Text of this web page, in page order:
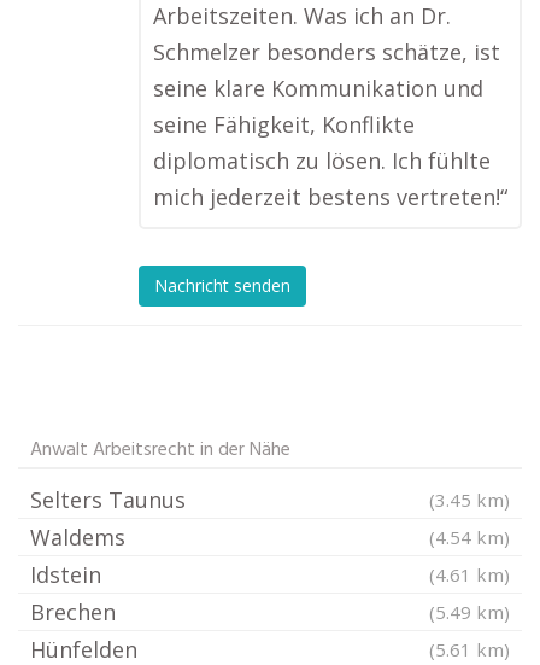
Arbeitszeiten. Was ich an Dr.
Schmelzer besonders schätze, ist
seine klare Kommunikation und
seine Fähigkeit, Konflikte
diplomatisch zu lösen. Ich fühlte
mich jederzeit bestens vertreten!“
Nachricht senden
Anwalt Arbeitsrecht in der Nähe
Selters Taunus (3.45 km)
Waldems (4.54 km)
Idstein (4.61 km)
Brechen (5.49 km)
Hünfelden (5.61 km)